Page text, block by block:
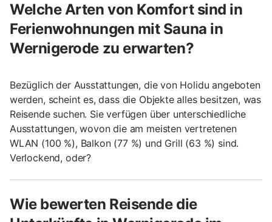
Welche Arten von Komfort sind in
Ferienwohnungen mit Sauna in
Wernigerode zu erwarten?
Bezüglich der Ausstattungen, die von Holidu angeboten
werden, scheint es, dass die Objekte alles besitzen, was
Reisende suchen. Sie verfügen über unterschiedliche
Ausstattungen, wovon die am meisten vertretenen
WLAN (100 %), Balkon (77 %) und Grill (63 %) sind.
Verlockend, oder?
Wie bewerten Reisende die